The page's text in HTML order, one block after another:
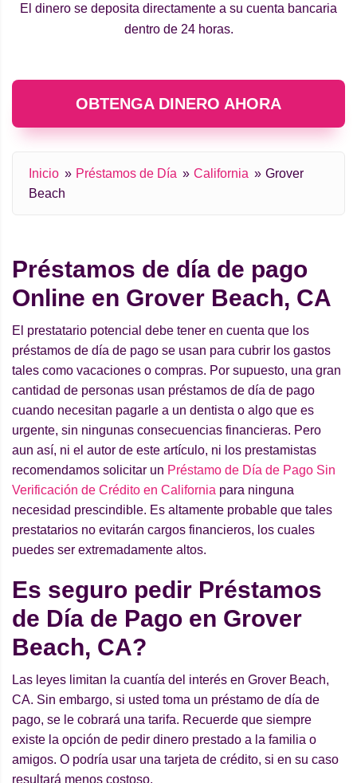
El dinero se deposita directamente a su cuenta bancaria
dentro de 24 horas.
OBTENGA DINERO AHORA
Inicio Préstamos de Día California
Grover
Beach
Préstamos de día de pago
Online en Grover Beach, CA
El prestatario potencial debe tener en cuenta que los
préstamos de día de pago se usan para cubrir los gastos
tales como vacaciones o compras. Por supuesto, una gran
cantidad de personas usan préstamos de día de pago
cuando necesitan pagarle a un dentista o algo que es
urgente, sin ningunas consecuencias financieras. Pero
aun así, ni el autor de este artículo, ni los prestamistas
recomendamos solicitar un Préstamo de Día de Pago Sin
Verificación de Crédito en California para ninguna
necesidad prescindible. Es altamente probable que tales
prestatarios no evitarán cargos financieros, los cuales
puedes ser extremadamente altos.
Es seguro pedir Préstamos
de Día de Pago en Grover
Beach, CA?
Las leyes limitan la cuantía del interés en Grover Beach,
CA. Sin embargo, si usted toma un préstamo de día de
pago, se le cobrará una tarifa. Recuerde que siempre
existe la opción de pedir dinero prestado a la familia o
amigos. O podría usar una tarjeta de crédito, si en su caso
resultará menos costoso.